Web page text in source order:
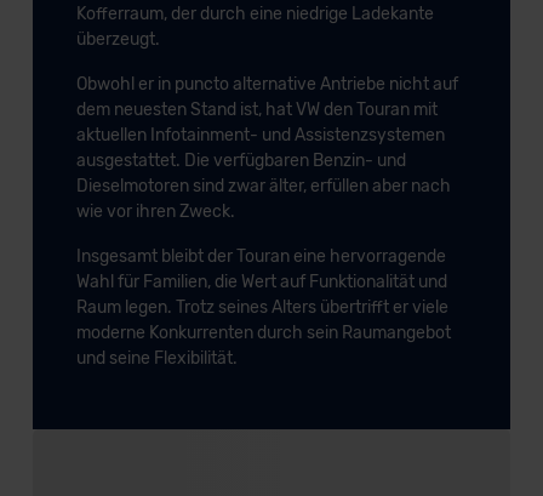
Kofferraum, der durch eine niedrige Ladekante
überzeugt.
Obwohl er in puncto alternative Antriebe nicht auf
dem neuesten Stand ist, hat VW den Touran mit
aktuellen Infotainment- und Assistenzsystemen
ausgestattet. Die verfügbaren Benzin- und
Dieselmotoren sind zwar älter, erfüllen aber nach
wie vor ihren Zweck.
Insgesamt bleibt der Touran eine hervorragende
Wahl für Familien, die Wert auf Funktionalität und
Raum legen. Trotz seines Alters übertrifft er viele
moderne Konkurrenten durch sein Raumangebot
und seine Flexibilität.